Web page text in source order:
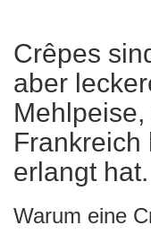
Crêpes
aber
Frankreich
erlangt hat.
Warum eine